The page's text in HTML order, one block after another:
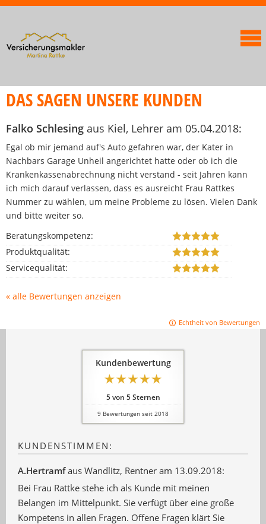
DAS SAGEN UNSERE KUNDEN
Falko Schlesing aus Kiel, Lehrer am 05.04.2018:
Egal ob mir jemand auf's Auto gefahren war, der Kater in
Nachbars Garage Unheil angerichtet hatte oder ob ich die
Krankenkassenabrechnung nicht verstand - seit Jahren kann
ich mich darauf verlassen, dass es ausreicht Frau Rattkes
Nummer zu wählen, um meine Probleme zu lösen. Vielen Dank
und bitte weiter so.
Beratungskompetenz:
Produktqualität:
Servicequalität:
« alle Bewertungen anzeigen
Echtheit von Bewertungen
Kundenbewertung
5von 5Sternen
9 Bewertungen seit 2018
KUNDENSTIMMEN:
A.Hertramfaus Wandlitz, Rentner am 13.09.2018:
Bei Frau Rattke stehe ich als Kunde mit meinen
Belangen im Mittelpunkt. Sie verfügt über eine große
Kompetens in allen Fragen. Offene Fragen klärt Sie